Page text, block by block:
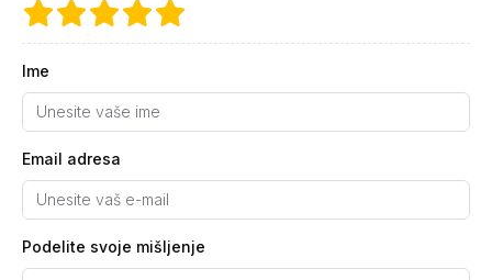
Ime
Email adresa
Podelite svoje mišljenje